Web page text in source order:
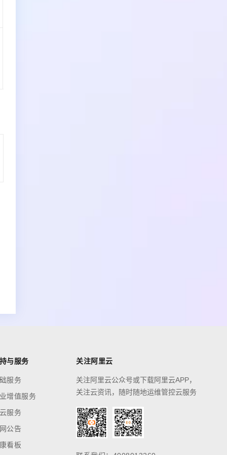
与服务
服务
增值服务
服务
公告
看板
关注阿里云
关注阿里云公众号或下载阿里云APP，
关注云资讯，随时随地运维管控云服务